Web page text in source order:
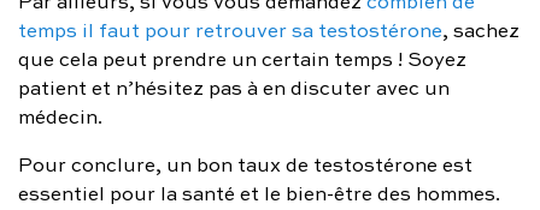
temps il faut pour retrouver sa testostérone, sachez
que cela peut prendre un certain temps ! Soyez
patient et n’hésitez pas à en discuter avec un
médecin.
Pour conclure, un bon taux de testostérone est
essentiel pour la santé et le bien-être des hommes.